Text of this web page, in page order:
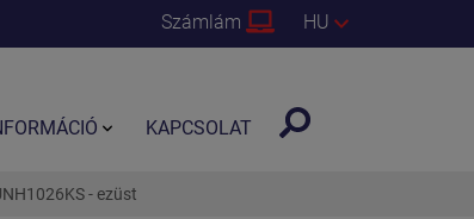
Számlám HU
- ezüst
KAPCSOLAT